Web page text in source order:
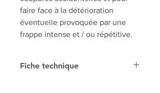
faire face à la détérioration
éventuelle provoquée par une
frappe intense et / ou répétitive.
Fiche technique